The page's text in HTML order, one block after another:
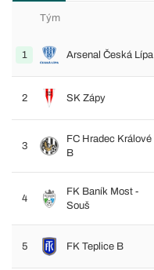
Tým
1 Arsenal Česká Lípa
2 SK Zápy
3
FC Hradec Králové
B
4
FK Baník Most -
Souš
5 FK Teplice B